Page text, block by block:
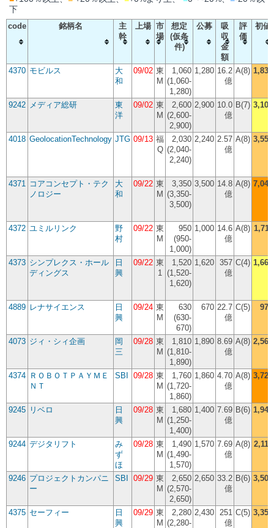
下
code 銘柄名
主
幹
上場 市
場
想定
(仮条
件)
公募
吸
収
金
額
評
価
初値
4370 モビルス
大
和
09/02 東
M
1,060
(1,060-
1,280)
1,280 16.2
億
A(8) 1,830
9242 メディア総研
東
洋
09/02 東
M
2,600
(2,600-
2,900)
2,900 10.0
億
B(7) 3,105
4018 GeolocationTechnology JTG 09/13 福
Q
2,030
(2,040-
2,240)
2,240 2.57
億
A(8) 3,550
4371 コアコンセプト・テク
ノロジー
大
和
09/22 東
M
3,350
(3,350-
3,500)
3,500 14.8
億
A(8) 7,040
4372 ユミルリンク
野
村
09/22 東
M
950
(950-
1,000)
1,000 14.6
億
A(8) 1,711
4373 シンプレクス・ホール
ディングス
日
興
09/22 東
1
1,520
(1,520-
1,620)
1,620 357
億
C(4) 1,660
4889 レナサイエンス
日
興
09/24 東
M
630
(630-
670)
670 22.7
億
C(5) 976
4073 ジィ・シィ企画
岡
三
09/28 東
M
1,810
(1,810-
1,890)
1,890 8.69
億
A(8) 2,560
4374 ＲＯＢＯＴＰＡＹＭＥ
ＮＴ
SBI 09/28 東
M
1,760
(1,720-
1,860)
1,860 4.70
億
A(8) 3,725
9245 リベロ
日
興
09/28 東
M
1,680
(1,250-
1,400)
1,400 7.69
億
B(6) 1,940
9244 デジタリフト
み
ず
ほ
09/28 東
M
1,490
(1,490-
1,570)
1,570 7.69
億
A(8) 2,110
9246 プロジェクトカンパニ
ー
SBI 09/29 東
M
2,650
(2,570-
2,650)
2,650 33.2
億
B(6) 3,500
4375 セーフィー
日
興
09/29 東
M
2,280
(2,280-
2,430 251
億
C(5) 3,350